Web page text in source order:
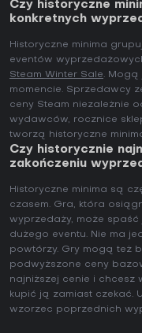
Czy historyczne
konkretnych
Historyczne minima
eventów
Steam Winter Sale. Mogą
momencie. Sprzedawcy
ceny Steam niezależnie
wydawców, rocznice
tworzą historyczne
Czy historycznie
zakończeniu
Historyczne minima są
czasem. Gra, która
wyprzedaży, może
dużego eventu. Nie ma
powtórzy. Gry mogą też
podwyższone ceny
najniższej cenie i
kupić ją zamiast czekać.
wzorzec poprzednich